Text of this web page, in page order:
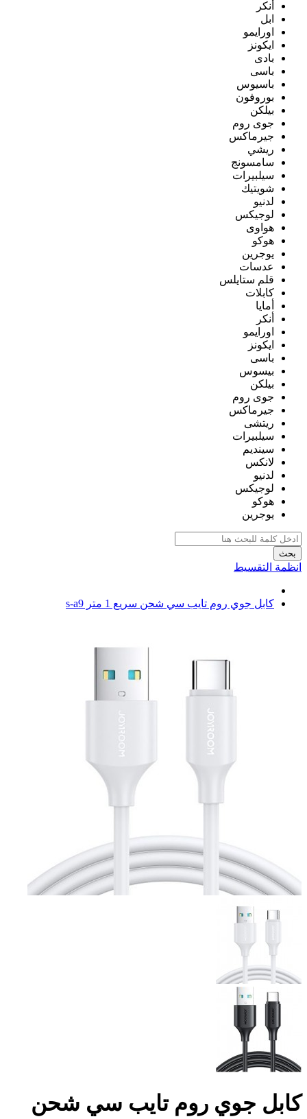
أنكر
ابل
اورايمو
ايكونز
بادى
باسى
باسيوس
بوروفون
بيلكن
جوى روم
جيرماكس
ريشي
سامسونج
سيلبيرات
شويتيك
لدنيو
لوجيكس
هواوى
هوكو
يوجرين
عدسات
قلم ستايلس
كابلات
أمايا
أنكر
اورايمو
ايكونز
باسى
بيسوس
بيلكن
جوى روم
جيرماكس
ريتشى
سيلبيرات
سينديم
لانكس
لدنيو
لوجيكس
هوكو
يوجرين
بحث
انظمة التقسيط
كابل جوي روم تايب سي شحن سريع 1 متر s-a9
كابل جوي روم تايب سي شحن